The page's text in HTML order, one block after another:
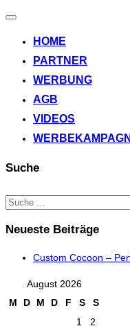
Navigation
HOME
PARTNER
WERBUNG
AGB
VIDEOS
Suche
Suchen
nach:
Neueste Beiträge
Custom Cocoon –
August 2026
M
D M D F S
S
1
2